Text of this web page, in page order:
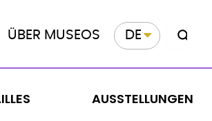
ÜBER MUSEOS DE
AUSSTELLUNGEN